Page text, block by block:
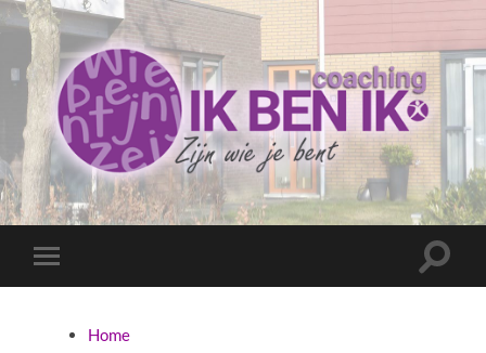
Coaching
Ik
ben
Toggle
mobiel
Toggle
Home